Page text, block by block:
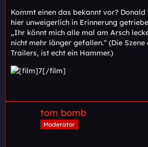
Kommt einen das bekannt vor?
hier unweigerlich in Erinnerung
„Ihr könnt mich alle mal am Arsch
nicht mehr länger gefallen.“ (Die Szene
Trailers, ist echt ein Hammer.)
tom bomb
Moderator